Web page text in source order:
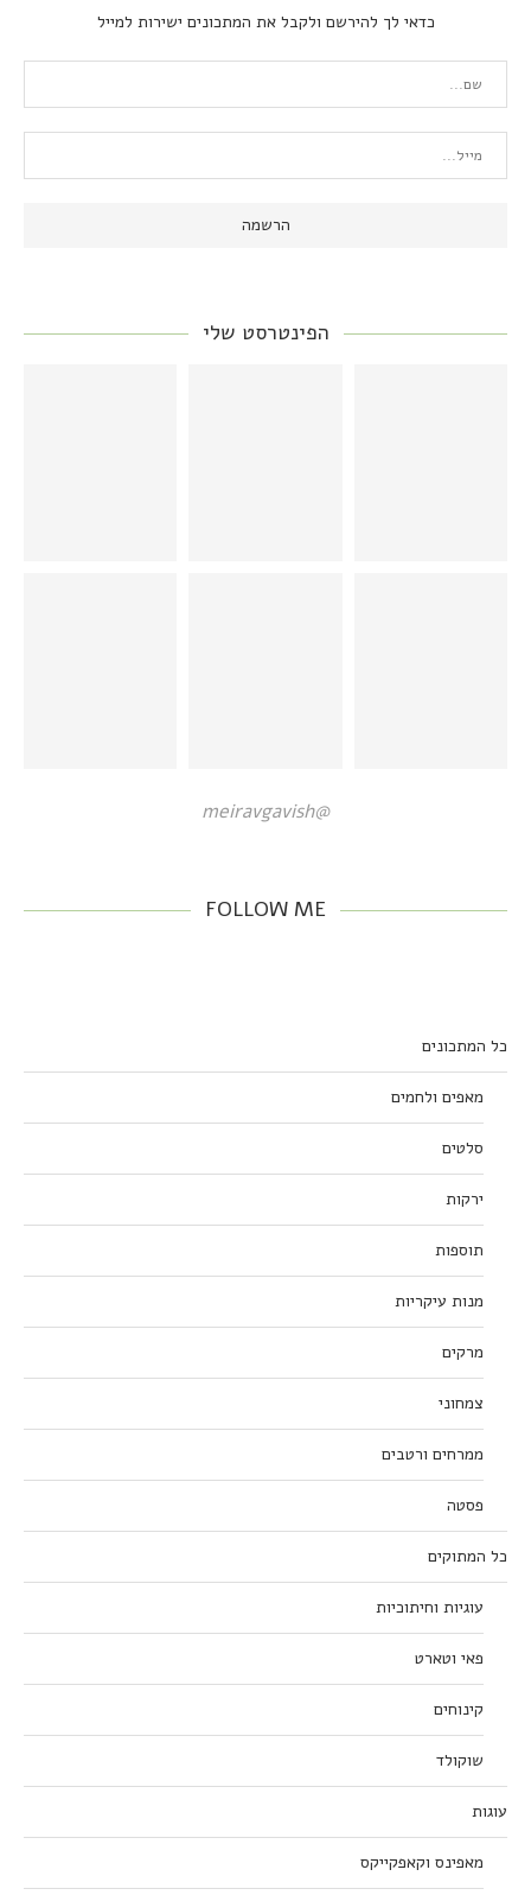
כדאי לך להירשם ולקבל את המתכונים ישירות למייל
הפינטרסט שלי
@meiravgavish
FOLLOW ME
כל המתכונים
מאפים ולחמים
סלטים
ירקות
תוספות
מנות עיקריות
מרקים
צמחוני
ממרחים ורטבים
פסטה
כל המתוקים
עוגיות וחיתוכיות
פאי וטארט
קינוחים
שוקולד
עוגות
מאפינס וקאפקייקס